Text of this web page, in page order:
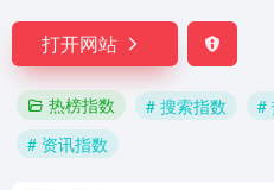
打开网站
热榜指数 # 搜索指数 #
# 资讯指数